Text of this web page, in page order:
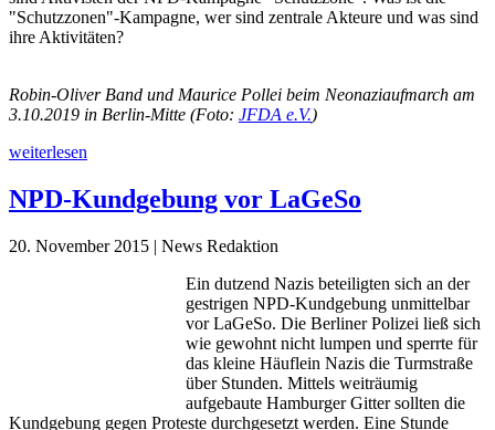
"Schutzzonen"-Kampagne, wer sind zentrale Akteure und was sind
ihre Aktivitäten?
Robin-Oliver Band und Maurice Pollei beim Neonaziaufmarch am
3.10.2019 in Berlin-Mitte (Foto: JFDA e.V.)
weiterlesen
NPD-Kundgebung vor LaGeSo
20. November 2015 | News Redaktion
Ein dutzend Nazis beteiligten sich an der
gestrigen NPD-Kundgebung unmittelbar
vor LaGeSo. Die Berliner Polizei ließ sich
wie gewohnt nicht lumpen und sperrte für
das kleine Häuflein Nazis die Turmstraße
über Stunden. Mittels weiträumig
aufgebaute Hamburger Gitter sollten die
Kundgebung gegen Proteste durchgesetzt werden. Eine Stunde